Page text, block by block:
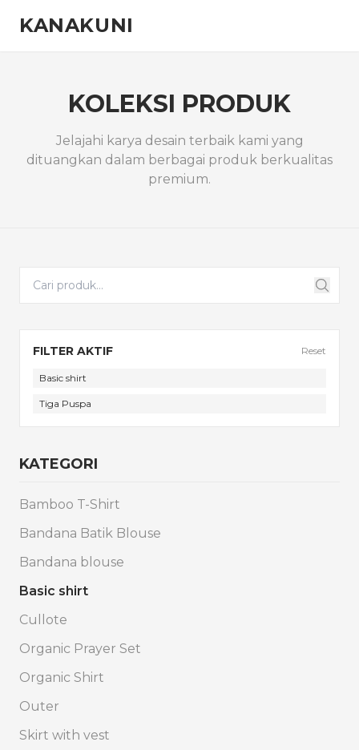
KANAKUNI
KOLEKSI PRODUK
Jelajahi karya desain terbaik kami yang
dituangkan dalam berbagai produk berkualitas
premium.
FILTER AKTIF Reset
Basic shirt
Tiga Puspa
KATEGORI
Bamboo T-Shirt
Bandana Batik Blouse
Bandana blouse
Basic shirt
Cullote
Organic Prayer Set
Organic Shirt
Outer
Skirt with vest